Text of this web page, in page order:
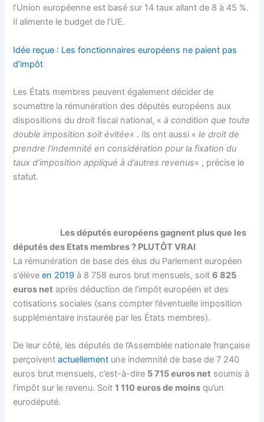
l’Union européenne est basé sur 14 taux allant de 8 à 45 %.
Il alimente le budget de l’UE.
Idée reçue : Les fonctionnaires européens ne paient pas
d’impôt
Les États membres peuvent également décider de
soumettre la rémunération des députés européens aux
dispositions du droit fiscal national, «à condition que toute
double imposition soit évitée« . Ils ont aussi «le droit de
prendre l’indemnité en considération pour la fixation du
taux d’imposition appliqué à d’autres revenus« , précise le
statut.
Les députés européens gagnent plus que les
députés des Etats membres ? PLUTÔT VRAI
La rémunération de base des élus du Parlement européen
s’élèveen 2019 à 8 758 euros brut mensuels, soit6 825
euros net après déduction de l’impôt européen et des
cotisations sociales (sans compter l’éventuelle imposition
supplémentaire instaurée par les États membres).
De leur côté, les députés de l’Assemblée nationale française
perçoiventactuellement une indemnité de base de 7 240
euros brut mensuels, c’est-à-dire 5 715 euros net soumis à
l’impôt sur le revenu. Soit1 110 euros de moins qu’un
eurodéputé.